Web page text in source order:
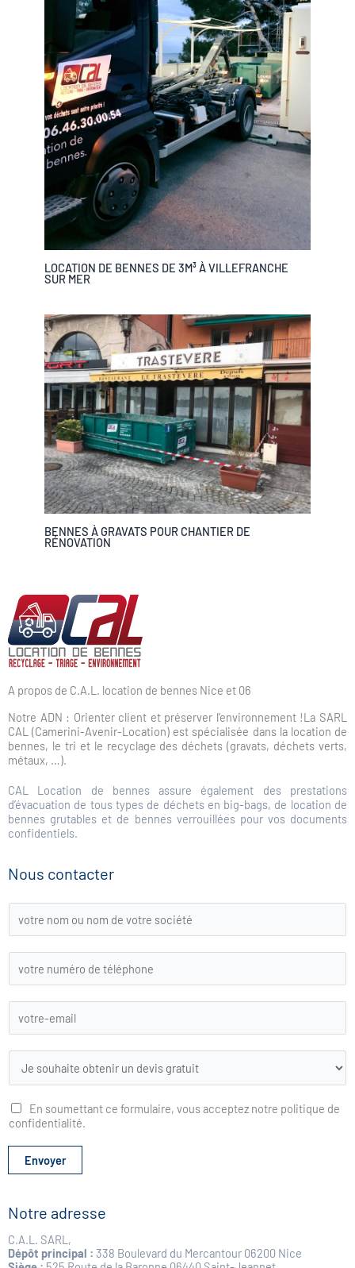
LOCATION DE BENNES DE 3M³ À VILLEFRANCHE
SUR MER
BENNES À GRAVATS POUR CHANTIER DE
RÉNOVATION
A propos de C.A.L. location de bennes Nice et 06
Notre ADN : Orienter client et préserver l’environnement !La SARL
CAL (Camerini-Avenir-Location) est spécialisée dans la location de
bennes, le tri et le recyclage des déchets (gravats, déchets verts,
métaux, …).
CAL Location de bennes assure également des prestations
d’évacuation de tous types de déchets en big-bags, de location de
bennes grutables et de bennes verrouillées pour vos documents
confidentiels.
Nous contacter
s
t
e
d
é
o
a
t
e
En soumettant ce formulaire, vous acceptez notre politique de
confidentialité.
Envoyer
Notre adresse
C.A.L. SARL,
Dépôt principal : 338 Boulevard du Mercantour 06200 Nice